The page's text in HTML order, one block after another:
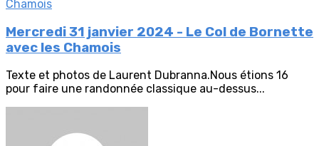
Mercredi 31 janvier 2024 - Le Col de Bornette
avec les Chamois
Texte et photos de Laurent Dubranna.Nous étions 16
pour faire une randonnée classique au-dessus...